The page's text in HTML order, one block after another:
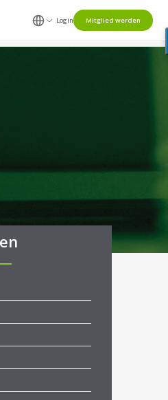
Login Mitglied werden